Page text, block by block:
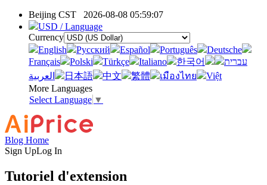
Beijing CST 2026-08-08 05:59:07
USD / Language
Currency
English
Pусский Español Português
Deutsche
Français
Polski Türkçe Italiano 한국어
עברית
العربية
日本語 中文 繁體 เมืองไทย
Việt
More Languages
Select Language ▼
Blog Home
Sign UpLog In
Tutoriel d'extension